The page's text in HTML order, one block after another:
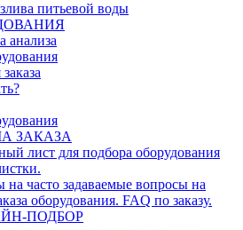
питьевой воды
анализа
ЗАКАЗА
лист для подбора оборудования
на часто задаваемые вопросы на
оборудования. FAQ по заказу.
ПОДБОР